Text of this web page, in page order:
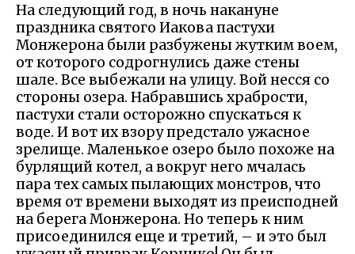
На следующий год, в ночь накануне
праздника святого Иакова пастухи
Монжерона были разбужены жутким воем,
от которого содрогнулись даже стены
шале. Все выбежали на улицу. Вой несся со
стороны озера. Набравшись храбрости,
пастухи стали осторожно спускаться к
воде. И вот их взору предстало ужасное
зрелище. Маленькое озеро было похоже на
бурлящий котел, а вокруг него мчалась
пара тех самых пылающих монстров, что
время от времени выходят из преисподней
на берега Монжерона. Но теперь к ним
присоединился еще и третий, – и это был